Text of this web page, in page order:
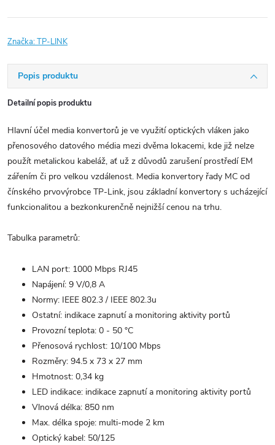
Značka:TP-LINK
Popis produktu
Detailní popis produktu
Hlavní účel media konvertorů je ve využití optických vláken jako
přenosového datového média mezi dvěma lokacemi, kde již nelze
použít metalickou kabeláž, ať už z důvodů zarušení prostředí EM
zářením či pro velkou vzdálenost. Media konvertory řady MC od
čínského prvovýrobce TP-Link, jsou základní konvertory s ucházející
funkcionalitou a bezkonkurenčně nejnižší cenou na trhu.
Tabulka parametrů:
LAN port: 1000 Mbps RJ45
Napájení: 9 V/0,8 A
Normy: IEEE 802.3 / IEEE 802.3u
Ostatní: indikace zapnutí a monitoring aktivity portů
Provozní teplota: 0 - 50 °C
Přenosová rychlost: 10/100 Mbps
Rozměry: 94.5 x 73 x 27 mm
Hmotnost: 0,34 kg
LED indikace: indikace zapnutí a monitoring aktivity portů
Vlnová délka: 850 nm
Max. délka spoje: multi-mode 2 km
Optický kabel: 50/125